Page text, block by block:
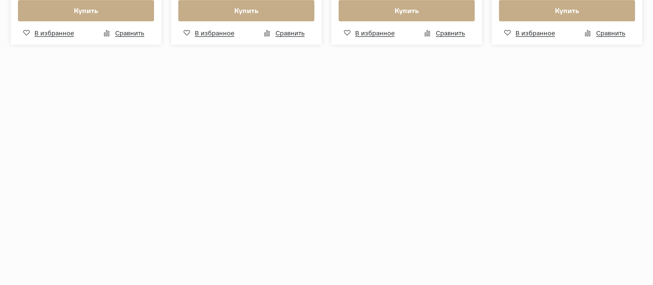
Купить
В избранное Сравнить
Купить
В избранное Сравнить
Купить
В избранное Сравнить
Купить
В избранное Сравнить